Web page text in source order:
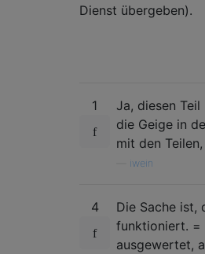
Dienst übergeben).
1
Ja, diesen
die Geige in
mit den
iwein
4
Die Sache ist,
funktioniert. =
ausgewertet,